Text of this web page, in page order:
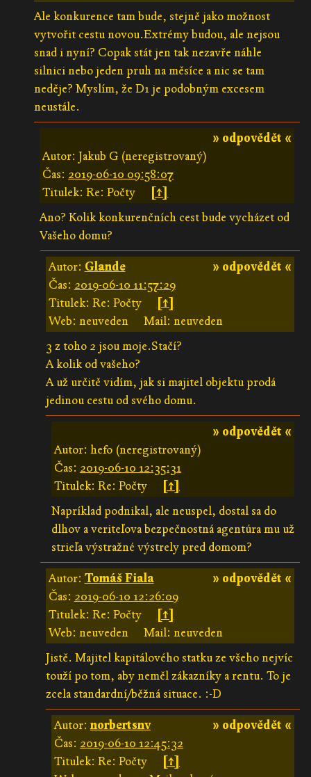
Ale konkurence tam bude, stejně jako možnost
vytvořit cestu novou.Extrémy budou, ale nejsou
snad i nyní? Copak stát jen tak nezavře náhle
silnici nebo jeden pruh na měsíce a nic se tam
neděje? Myslím, že D1 je podobným excesem
neustále.
» odpovědět «
Autor: Jakub G (neregistrovaný)
Čas: 2019-06-10 09:58:07
Titulek: Re: Počty
[↑]
Ano? Kolik konkurenčních cest bude vycházet od
Vašeho domu?
» odpovědět «
Autor: Glande
Čas: 2019-06-10 11:57:29
Titulek: Re: Počty
[↑]
Web: neuveden
Mail: neuveden
3 z toho 2 jsou moje.Stačí?
A kolik od vašeho?
A už určitě vidím, jak si majitel objektu prodá
jedinou cestu od svého domu.
» odpovědět «
Autor: hefo (neregistrovaný)
Čas: 2019-06-10 12:35:31
Titulek: Re: Počty
[↑]
Napríklad podnikal, ale neuspel, dostal sa do
dlhov a veriteľova bezpečnostná agentúra mu už
strieľa výstražné výstrely pred domom?
» odpovědět «
Autor: Tomáš Fiala
Čas: 2019-06-10 12:26:09
Titulek: Re: Počty
[↑]
Web: neuveden
Mail: neuveden
Jistě. Majitel kapitálového statku ze všeho nejvíc
touží po tom, aby neměl zákazníky a rentu. To je
zcela standardní/běžná situace. :-D
» odpovědět «
Autor:norbertsnv
Čas: 2019-06-10 12:45:32
Titulek: Re: Počty
[↑]